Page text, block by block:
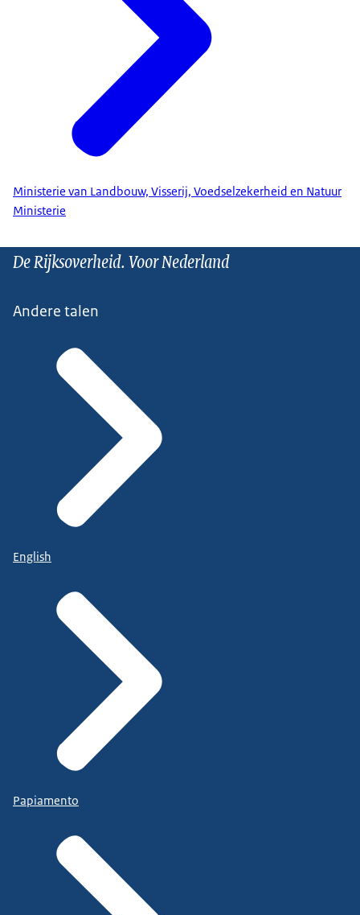
Ministerie van Landbouw, Visserij, Voedselzekerheid en Natuur
Ministerie
De Rijksoverheid. Voor Nederland
Andere talen
English
Papiamento